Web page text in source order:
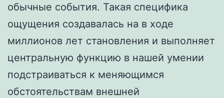
обычные события. Такая специфика
ощущения создавалась на в ходе
миллионов лет становления и выполняет
центральную функцию в нашей умении
подстраиваться к меняющимся
обстоятельствам внешней